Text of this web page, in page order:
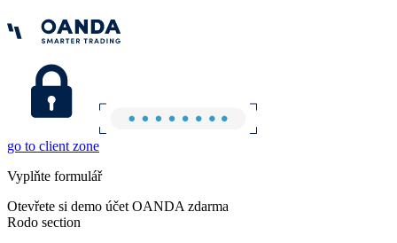
go to client zone
Vyplňte formulář
Otevřete si demo účet OANDA zdarma
Rodo section